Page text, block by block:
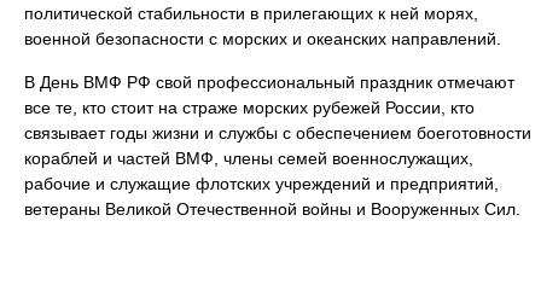
политической стабильности в прилегающих к ней морях,
военной безопасности с морских и океанских направлений.
В День ВМФ РФ свой профессиональный праздник отмечают
все те, кто стоит на страже морских рубежей России, кто
связывает годы жизни и службы с обеспечением боеготовности
кораблей и частей ВМФ, члены семей военнослужащих,
рабочие и служащие флотских учреждений и предприятий,
ветераны Великой Отечественной войны и Вооруженных Сил.